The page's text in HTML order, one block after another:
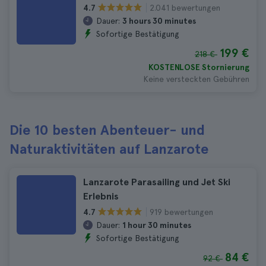
4.7
2.041 bewertungen
Dauer: 3 hours 30 minutes
Sofortige Bestätigung
218 € 199 €
KOSTENLOSE Stornierung
Keine versteckten Gebühren
Die 10 besten Abenteuer- und
Naturaktivitäten auf Lanzarote
Lanzarote Parasailing und Jet Ski
Erlebnis
4.7
919 bewertungen
Dauer: 1 hour 30 minutes
Sofortige Bestätigung
92 € 84 €